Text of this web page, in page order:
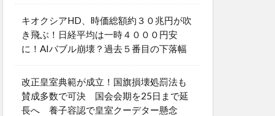
キオクシアHD、時価総額約３０兆円が吹
き飛ぶ！日経平均は一時４０００円安
に！AIバブル崩壊？過去５番目の下落幅
改正皇室典範が成立！国旗損壊処罰法も
賛成多数で可決 国会会期を25日まで延
長へ 養子容認で皇室クーデター懸念